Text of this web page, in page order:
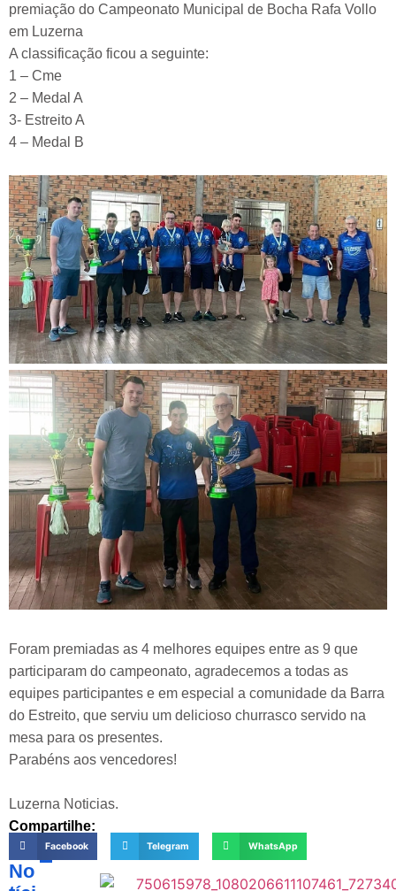
premiação do Campeonato Municipal de Bocha Rafa Vollo
em Luzerna
A classificação ficou a seguinte:
1 – Cme
2 – Medal A
3- Estreito A
4 – Medal B
Foram premiadas as 4 melhores equipes entre as 9 que
participaram do campeonato, agradecemos a todas as
equipes participantes e em especial a comunidade da Barra
do Estreito, que serviu um delicioso churrasco servido na
mesa para os presentes.
Parabéns aos vencedores!
Luzerna Noticias.
Compartilhe:
Facebook Telegram WhatsApp
No